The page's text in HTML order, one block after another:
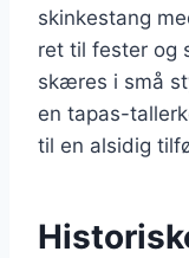
skinkestang
ret til fester og
skæres i små
en tapas-
til en alsidig